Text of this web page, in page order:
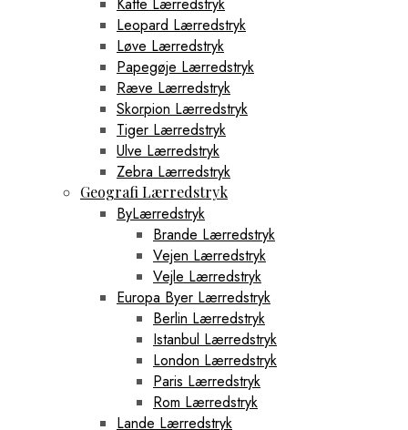
Leopard Lærredstryk
Løve Lærredstryk
Papegøje Lærredstryk
Ræve Lærredstryk
Skorpion Lærredstryk
Tiger Lærredstryk
Ulve Lærredstryk
Zebra Lærredstryk
Geografi Lærredstryk
ByLærredstryk
Brande Lærredstryk
Vejen Lærredstryk
Vejle Lærredstryk
Europa Byer Lærredstryk
Berlin Lærredstryk
Istanbul Lærredstryk
London Lærredstryk
Paris Lærredstryk
Rom Lærredstryk
Lande Lærredstryk